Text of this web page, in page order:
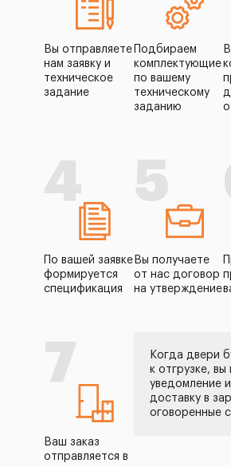
Вы отправляете
нам заявку и
техническое
задание
Подбираем
комплектующие
по вашему
техническому
заданию
4
По вашей заявке
формируется
спецификация
5
Вы получаете
от нас договор
на утверждение
7
Ваш заказ
отправляется в
Когда двери
к отгрузке, вы
уведомление
доставку в
оговоренные